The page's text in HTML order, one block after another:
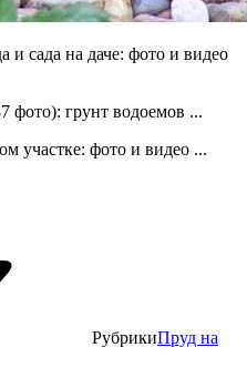
РубрикиПруд на